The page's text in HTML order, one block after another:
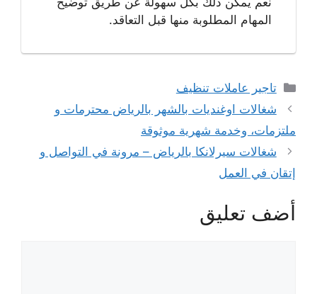
المهام المطلوبة منها قبل التعاقد.
التصنيفات
تاجير عاملات تنظيف
شغالات اوغنديات بالشهر بالرياض محترمات و
ملتزمات، وخدمة شهرية موثوقة
شغالات سيرلانكا بالرياض – مرونة في التواصل و
إتقان في العمل
أضف تعليق